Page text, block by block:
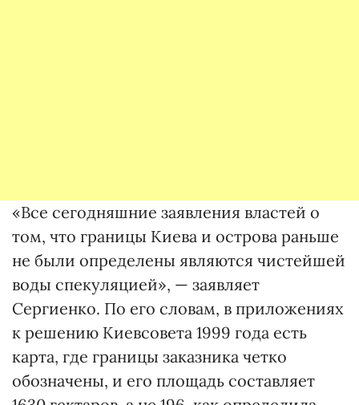
«Все сегодняшние заявления властей о
том, что границы Киева и острова раньше
не были определены являются чистейшей
воды спекуляцией», — заявляет
Сергиенко. По его словам, в приложениях
к решению Киевсовета 1999 года есть
карта, где границы заказника четко
обозначены, и его площадь составляет